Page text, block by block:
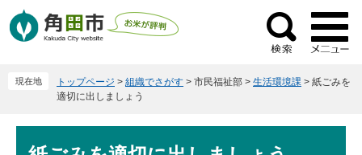
ー
ニ
検
索
現在地 トップページ > 組織でさがす > 市民福祉部 > 生活環境課 > 紙ごみを
適切に出しましょう